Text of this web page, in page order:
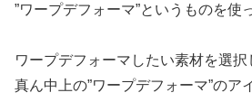
”ワープデフォーマ”というものを使
ワープデフォーマしたい素材を選択
真ん中上の”ワープデフォーマ”のア